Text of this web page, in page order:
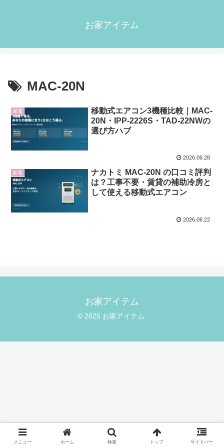
お家アイテム
MAC-20N
家電
移動式エアコン3機種比較｜MAC-
20N・IPP-2226S・TAD-22NWの
選び方ハブ
2026.06.28
家電
ナカトミ MAC-20N の口コミ評判
は？工事不要・賃貸の補助冷房と
して使える移動式エアコン
2026.06.22
お家アイテム
© 2025 お家アイテム.
メニュー ホーム 検索 トップ サイドバー